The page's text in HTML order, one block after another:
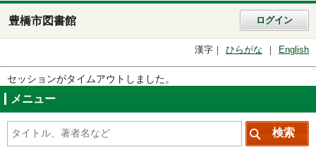
豊橋市図書館 ログイン
漢字 ひらがな English
セッションがタイムアウトしました。
メニュー